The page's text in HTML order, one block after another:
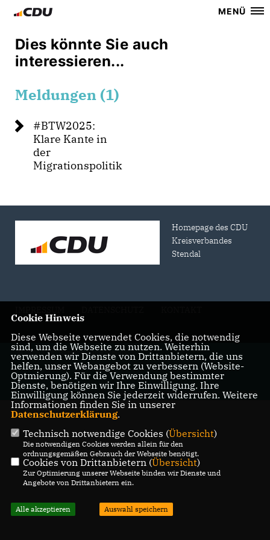
MENÜ
Dies könnte Sie auch
interessieren...
Meldungen (1)
#BTW2025:
Klare Kante in
der
Migrationspolitik
Homepage des CDU
Kreisverbandes
Stendal
@2026 CDU Kreisverband Stendal
Alle Rechte vorbehalten.
REALISATION: SHARKNESS MEDIA GMBH & CO. KG
Cookie Hinweis
Diese Webseite verwendet Cookies, die notwendig
sind, um die Webseite zu nutzen. Weiterhin
verwenden wir Dienste von Drittanbietern, die uns
helfen, unser Webangebot zu verbessern (Website-
Optmierung). Für die Verwendung bestimmter
Dienste, benötigen wir Ihre Einwilligung. Ihre
Einwilligung können Sie jederzeit widerrufen. Weitere
Informationen finden Sie in unserer
Datenschutzerklärung.
Technisch notwendige Cookies (Übersicht)
Die notwendigen Cookies werden allein für den
ordnungsgemäßen Gebrauch der Webseite benötigt.
Cookies von Drittanbietern (Übersicht)
Zur Optimierung unserer Webseite binden wir Dienste und
Angebote von Drittanbietern ein.
Alle akzeptieren Auswahl speichern